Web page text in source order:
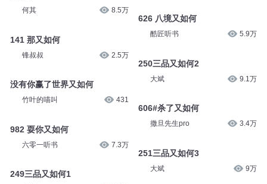
何其 8.5万
141 那又如何
锋叔叔 2.5万
没有你赢了世界又如何
竹叶的喵叫 431
982 耍你又如何
六零一听书 7.3万
249三品又如何1
626 八境又如何
酷匠听书 5.9万
250三品又如何2
大斌 9.1万
606#杀了又如何
撒旦先生pro 3.4万
251三品又如何3
大斌 9万